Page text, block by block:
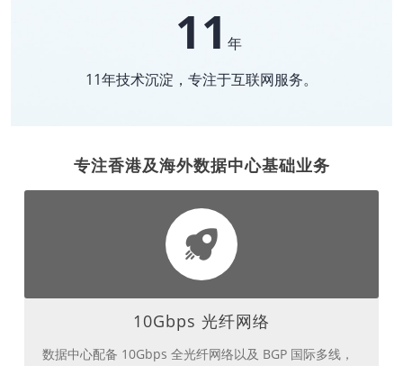
11 年
11年技术沉淀，专注于互联网服务。
专注香港及海外数据中心基础业务
10Gbps 光纤网络
数据中心配备 10Gbps 全光纤网络以及 BGP 国际多线，